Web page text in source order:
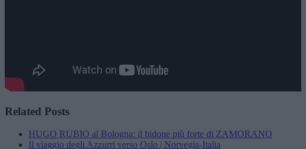
Related Posts
HUGO RUBIO al Bologna: il bidone più forte di ZAMORANO
Il viaggio degli Azzurri verso Oslo | Norvegia-Italia